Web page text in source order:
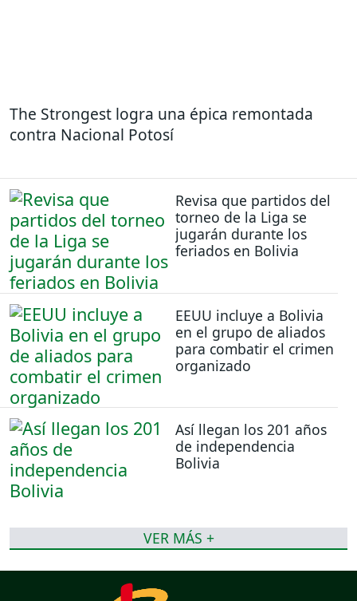
The Strongest logra una épica remontada
contra Nacional Potosí
Revisa que partidos del
torneo de la Liga se
jugarán durante los
feriados en Bolivia
EEUU incluye a Bolivia
en el grupo de aliados
para combatir el crimen
organizado
Así llegan los 201 años
de independencia
Bolivia
VER MÁS +